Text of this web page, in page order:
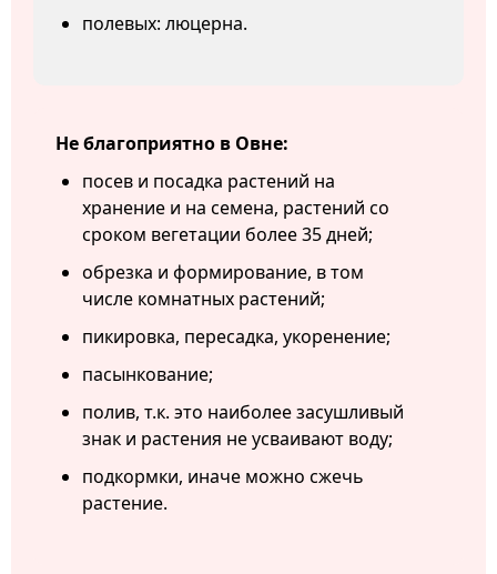
полевых: люцерна.
Не благоприятно в Овне:
посев и посадка растений на
хранение и на семена, растений со
сроком вегетации более 35 дней;
обрезка и формирование, в том
числе комнатных растений;
пикировка, пересадка, укоренение;
пасынкование;
полив, т.к. это наиболее засушливый
знак и растения не усваивают воду;
подкормки, иначе можно сжечь
растение.